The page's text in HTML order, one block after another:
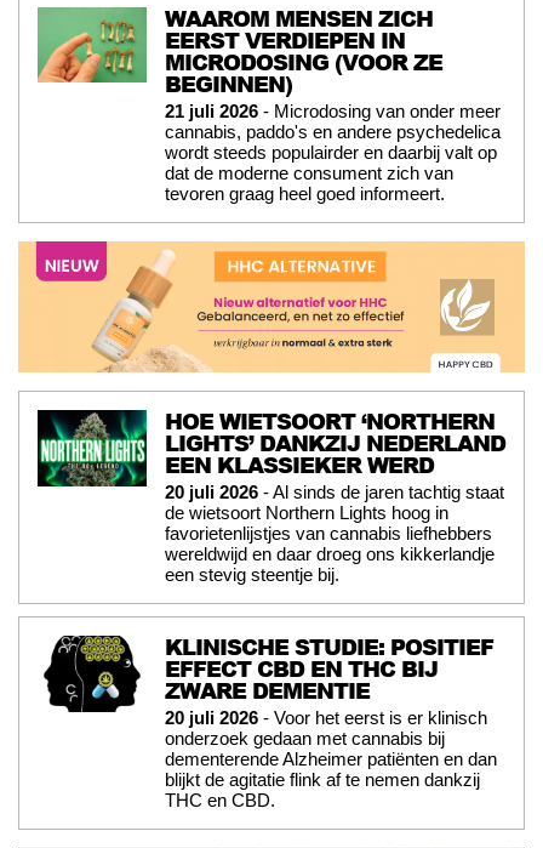
WAAROM MENSEN ZICH
EERST VERDIEPEN IN
MICRODOSING (VOOR ZE
BEGINNEN)
21 juli 2026 - Microdosing van onder meer
cannabis, paddo's en andere psychedelica
wordt steeds populairder en daarbij valt op
dat de moderne consument zich van
tevoren graag heel goed informeert.
HOE WIETSOORT ‘NORTHERN
LIGHTS’ DANKZIJ NEDERLAND
EEN KLASSIEKER WERD
20 juli 2026 - Al sinds de jaren tachtig staat
de wietsoort Northern Lights hoog in
favorietenlijstjes van cannabis liefhebbers
wereldwijd en daar droeg ons kikkerlandje
een stevig steentje bij.
KLINISCHE STUDIE: POSITIEF
EFFECT CBD EN THC BIJ
ZWARE DEMENTIE
20 juli 2026 - Voor het eerst is er klinisch
onderzoek gedaan met cannabis bij
dementerende Alzheimer patiënten en dan
blijkt de agitatie flink af te nemen dankzij
THC en CBD.